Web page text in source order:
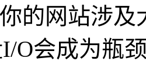
的网站涉
O会成为瓶